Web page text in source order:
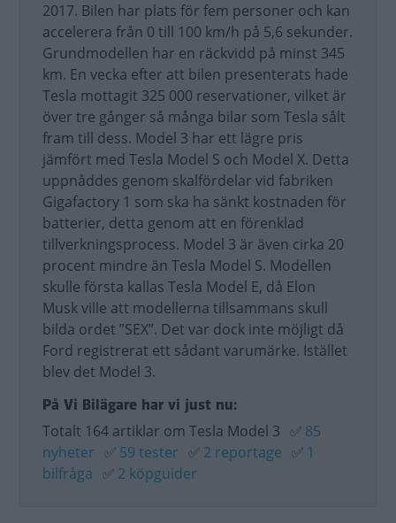
2017. Bilen har plats för fem personer och kan
accelerera från 0 till 100 km/h på 5,6 sekunder.
Grundmodellen har en räckvidd på minst 345
km. En vecka efter att bilen presenterats hade
Tesla mottagit 325 000 reservationer, vilket är
över tre gånger så många bilar som Tesla sålt
fram till dess. Model 3 har ett lägre pris
jämfört med Tesla Model S och Model X. Detta
uppnåddes genom skalfördelar vid fabriken
Gigafactory 1 som ska ha sänkt kostnaden för
batterier, detta genom att en förenklad
tillverkningsprocess. Model 3 är även cirka 20
procent mindre än Tesla Model S. Modellen
skulle första kallas Tesla Model E, då Elon
Musk ville att modellerna tillsammans skull
bilda ordet ”SEX”. Det var dock inte möjligt då
Ford registrerat ett sådant varumärke. Istället
blev det Model 3.
På Vi Bilägare har vi just nu:
Totalt 164 artiklar om Tesla Model 3 ✅ 85
nyheter ✅ 59 tester ✅ 2 reportage ✅ 1
bilfråga ✅ 2 köpguider